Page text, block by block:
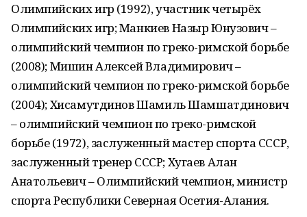
Олимпийских игр (1992), участник четырёх
Олимпийских игр; Манкиев Назыр Юнузович –
олимпийский чемпион по греко-римской борьбе
(2008); Мишин Алексей Владимирович –
олимпийский чемпион по греко-римской борьбе
(2004); Хисамутдинов Шамиль Шамшатдинович
– олимпийский чемпион по греко-римской
борьбе (1972), заслуженный мастер спорта СССР,
заслуженный тренер СССР; Хугаев Алан
Анатольевич – Олимпийский чемпион, министр
спорта Республики Северная Осетия-Алания.